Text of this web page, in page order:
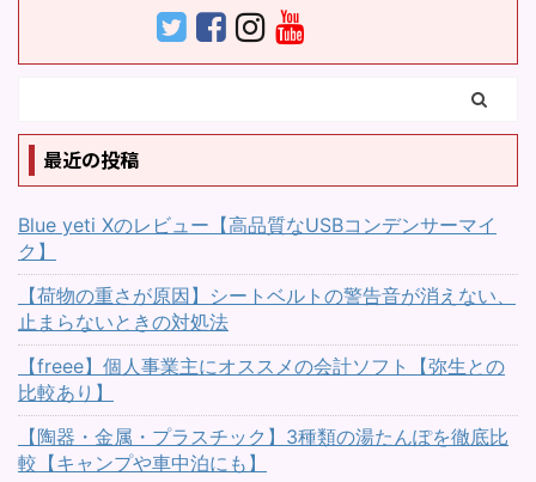
に載せ替えを行い、「エ
ンジンか壊れて直す」と
いうかなり貴重な経験を
全てお話しします。 ※た
だ、私は専門家でないこ
とをご了承ください。間
...
最近の投稿
Blue yeti Xのレビュー【高品質なUSBコンデンサーマイ
ク】
【荷物の重さが原因】シートベルトの警告音が消えない、
止まらないときの対処法
【freee】個人事業主にオススメの会計ソフト【弥生との
比較あり】
【陶器・金属・プラスチック】3種類の湯たんぽを徹底比
較【キャンプや車中泊にも】